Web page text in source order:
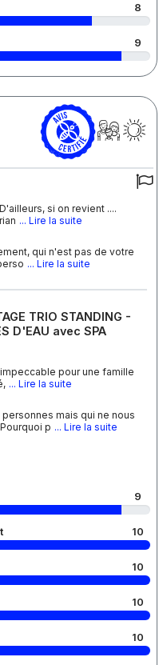
8
9
si on revient ....
... Lire la suite
qui n'est pas de votre
... Lire la suite
TRIO STANDING -
D'EAU avec SPA
pour une famille
... Lire la suite
mais qui ne nous
p ... Lire la suite
9
10
10
10
10